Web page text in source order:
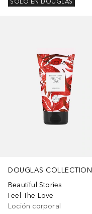
SOLO EN DOUGLAS
DOUGLAS COLLECTION
Beautiful Stories
Feel The Love
Loción corporal